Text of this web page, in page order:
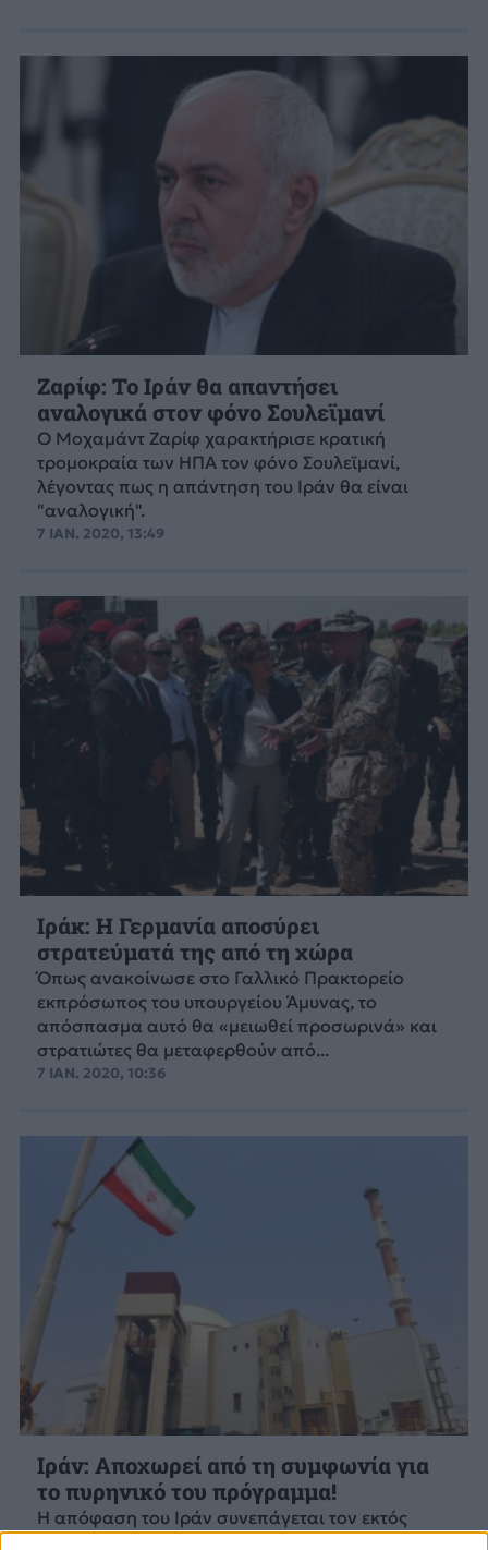
Ζαρίφ: Το Ιράν θα απαντήσει
αναλογικά στον φόνο Σουλεϊμανί
Ο Μοχαμάντ Ζαρίφ χαρακτήρισε κρατική
τρομοκραία των ΗΠΑ τον φόνο Σουλεϊμανί,
λέγοντας πως η απάντηση του Ιράν θα είναι
"αναλογική".
7 ΙΑΝ. 2020, 13:49
Ιράκ: Η Γερμανία αποσύρει
στρατεύματά της από τη χώρα
Όπως ανακοίνωσε στο Γαλλικό Πρακτορείο
εκπρόσωπος του υπουργείου Άμυνας, το
απόσπασμα αυτό θα «μειωθεί προσωρινά» και
στρατιώτες θα μεταφερθούν από...
7 ΙΑΝ. 2020, 10:36
Ιράν: Αποχωρεί από τη συμφωνία για
το πυρηνικό του πρόγραμμα!
Η απόφαση του Ιράν συνεπάγεται τον εκτός